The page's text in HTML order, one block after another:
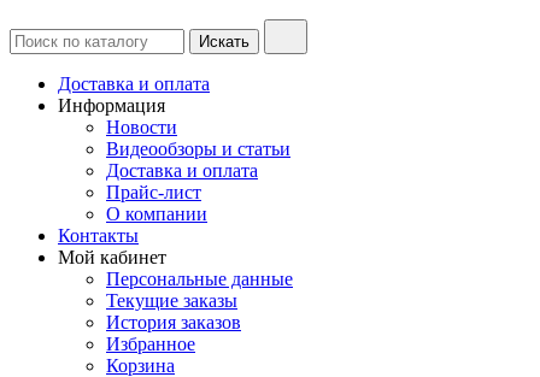
Доставка и оплата
Информация
Новости
Видеообзоры и статьи
Доставка и оплата
Прайс-лист
О компании
Контакты
Мой кабинет
Персональные данные
Текущие заказы
История заказов
Избранное
Корзина